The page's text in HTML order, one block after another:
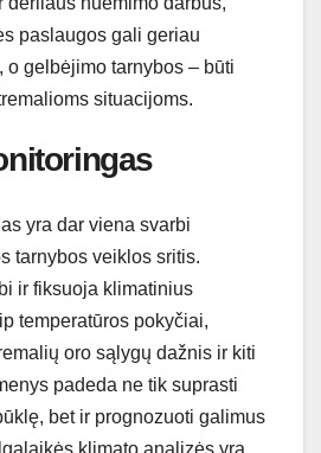
paslaugos gali geriau
o gelbėjimo tarnybos – būti
situacijoms.
yra dar viena svarbi
tarnybos veiklos sritis.
ir fiksuoja klimatinius
temperatūros pokyčiai,
oro sąlygų dažnis ir kiti
padeda ne tik suprasti
bet ir prognozuoti galimus
klimato analizės yra